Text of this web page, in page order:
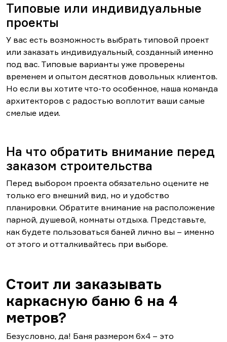
Типовые или индивидуальные
проекты
У вас есть возможность выбрать типовой проект
или заказать индивидуальный, созданный именно
под вас. Типовые варианты уже проверены
временем и опытом десятков довольных клиентов.
Но если вы хотите что-то особенное, наша команда
архитекторов с радостью воплотит ваши самые
смелые идеи.
На что обратить внимание перед
заказом строительства
Перед выбором проекта обязательно оцените не
только его внешний вид, но и удобство
планировки. Обратите внимание на расположение
парной, душевой, комнаты отдыха. Представьте,
как будете пользоваться баней лично вы – именно
от этого и отталкивайтесь при выборе.
Стоит ли заказывать
каркасную баню 6 на 4
метров?
Безусловно, да! Баня размером 6х4 – это